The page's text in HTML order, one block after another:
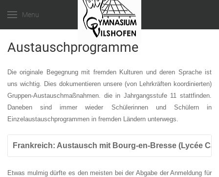
Menu
Austauschprogramme
Die originale Begegnung mit fremden Kulturen und deren Sprache ist
uns wichtig. Dies dokumentieren unsere (von Lehrkräften koordinierten)
Gruppen-Austauschmaßnahmen. die in Jahrgangsstufe 11 stattfinden.
Daneben sind immer wieder Schülerinnen und Schülern in
Einzelaustauschprogrammen in fremden Ländern unterwegs.
Frankreich: Austausch mit Bourg-en-Bresse (Lycée
Etwas mulmig dürfte es den meisten bei der Abgabe der Anmeldung für